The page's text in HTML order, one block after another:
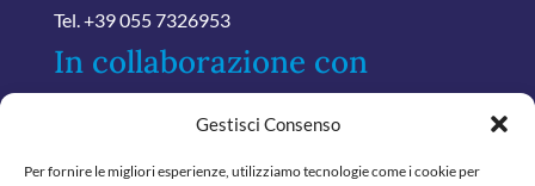
Gestisci Consenso
Per fornire le migliori esperienze, utilizziamo tecnologie come i cookie per
Tel. +39 055 7326953
In collaborazione con